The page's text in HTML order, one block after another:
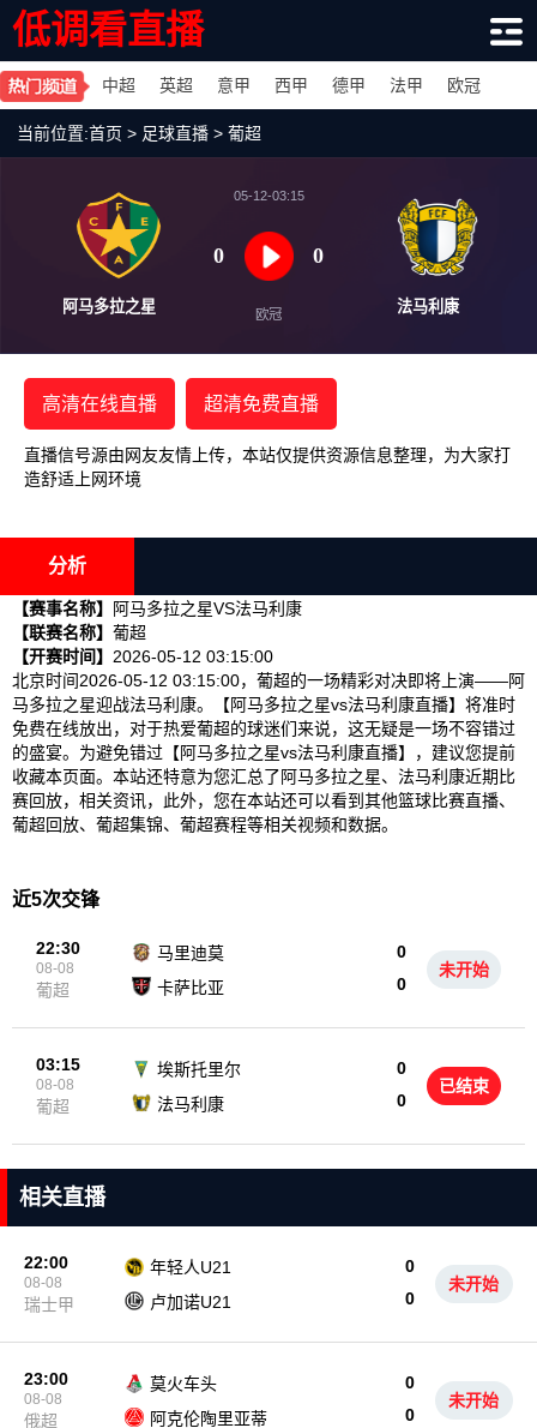
低调看直播
中超 英超 意甲 西甲 德甲 法甲 欧冠
当前位置:首页 > 足球直播 > 葡超
阿马多拉之星
05-12-03:15
0
欧冠
高清在线直播 超清免费直播
直播信号源由网友友情上传，本站仅提供资源信息整理，为大家打
造舒适上网环境
分析
【赛事名称】
阿马多拉之星VS法马利康
【联赛名称】 葡超
【开赛时间】 2026-05-12 03:15:00
北京时间2026-05-12 03:15:00，葡超的一场精彩对决即将上演——阿
马多拉之星迎战法马利康。【阿马多拉之星vs法马利康直播】将准时
免费在线放出，对于热爱葡超的球迷们来说，这无疑是一场不容错过
的盛宴。为避免错过【阿马多拉之星vs法马利康直播】，建议您提前
收藏本页面。本站还特意为您汇总了阿马多拉之星、法马利康近期比
赛回放，相关资讯，此外，您在本站还可以看到其他篮球比赛直播、
葡超回放、葡超集锦、葡超赛程等相关视频和数据。
近5次交锋
22:30
08-08
葡超
马里迪莫
0
0
卡萨比亚
未开始
03:15
08-08
葡超
埃斯托里尔
0
0
法马利康
已结束
相关直播
22:00
08-08
瑞士甲
年轻人U21
0
0
卢加诺U21
未开始
23:00
08-08
俄超
莫火车头
0
0
阿克伦陶里亚蒂
未开始